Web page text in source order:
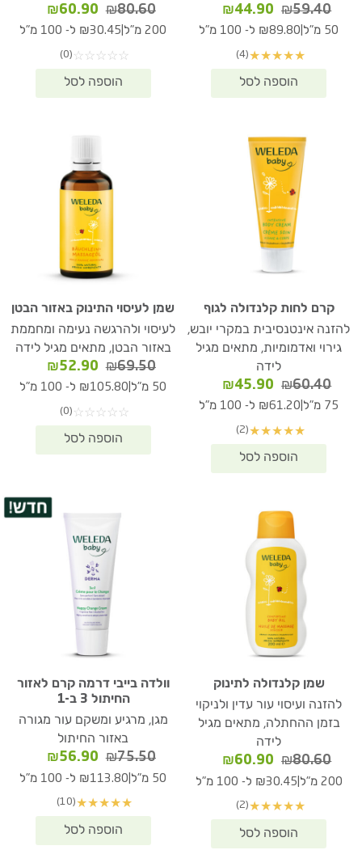
₪59.40
המחיר
המקורי
₪59.40.
₪44.90
המחיר
הנוכחי
50 מ"ל ₪89.80 ל- 100 מ"ל
★
★
★
★
★
(4)
₪80.60
המחיר
המקורי
₪80.60.
₪60.90
הנוכחי
200 מ"ל ₪30.45 ל- 100 מ"ל
☆
☆
☆
☆
☆
(0)
קרם לחות קלנדולה לגוף
להזנה אינטנסיבית במקרי יובש,
גירוי ואדמומיות, מתאים מגיל
לידה
₪60.40
המחיר
המקורי
₪60.40.
₪45.90
המחיר
הנוכחי
75 מ"ל ₪61.20 ל- 100 מ"ל
★
★
★
★
★
(2)
שמן לעיסוי התינוק באזור הבטן
לעיסוי ולהרגשה נעימה ומחממת
באזור הבטן, מתאים מגיל לידה
₪69.50
המחיר
המקורי
₪69.50.
₪52.90
הנוכחי
50 מ"ל ₪105.80 ל- 100 מ"ל
☆
☆
☆
☆
☆
(0)
שמן קלנדולה לתינוק
להזנה ועיסוי עור עדין ולניקוי
בזמן ההחתלה, מתאים מגיל
לידה
₪80.60
המחיר
המקורי
₪80.60.
₪60.90
המחיר
הנוכחי
200 מ"ל ₪30.45 ל- 100 מ"ל
★
★
★
★
★
(2)
וולדה בייבי דרמה קרם לאזור
החיתול 3 ב-1
מגן, מרגיע ומשקם עור מגורה
באזור החיתול
₪75.50
המחיר
המקורי
₪75.50.
₪56.90
הנוכחי
50 מ"ל ₪113.80 ל- 100 מ"ל
★
★
★
★
★
(10)